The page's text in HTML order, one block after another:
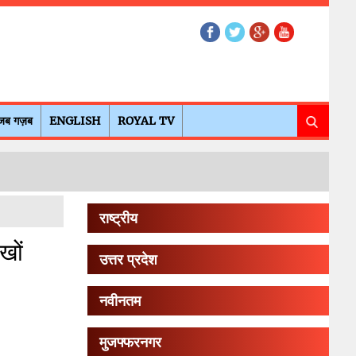
गज़ब ENGLISH ROYAL TV
राष्ट्रीय
उत्तर प्रदेश
नवीनतम
मुजफ्फरनगर